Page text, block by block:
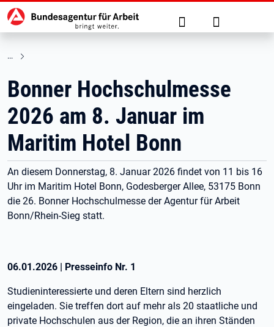
zu den Hauptinhalten springen
Hauptnavigation Suche Anmelden
Bonner Hochschulmesse
2026 am 8. Januar im
Maritim Hotel Bonn
An diesem Donnerstag, 8. Januar 2026 findet von 11 bis 16
Uhr im Maritim Hotel Bonn, Godesberger Allee, 53175 Bonn
die 26. Bonner Hochschulmesse der Agentur für Arbeit
Bonn/Rhein-Sieg statt.
06.01.2026 | Presseinfo Nr. 1
Studieninteressierte und deren Eltern sind herzlich
eingeladen. Sie treffen dort auf mehr als 20 staatliche und
private Hochschulen aus der Region, die an ihren Ständen